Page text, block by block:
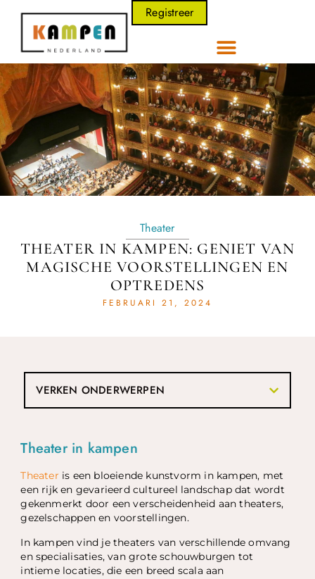
Registreer
Theater
THEATER IN KAMPEN: GENIET VAN
MAGISCHE VOORSTELLINGEN EN
OPTREDENS
FEBRUARI 21, 2024
Theater in kampen
Theater is een bloeiende kunstvorm in kampen, met
een rijk en gevarieerd cultureel landschap dat wordt
gekenmerkt door een verscheidenheid aan theaters,
gezelschappen en voorstellingen.
In kampen vind je theaters van verschillende omvang
en specialisaties, van grote schouwburgen tot
intieme locaties, die een breed scala aan
VERKEN ONDERWERPEN